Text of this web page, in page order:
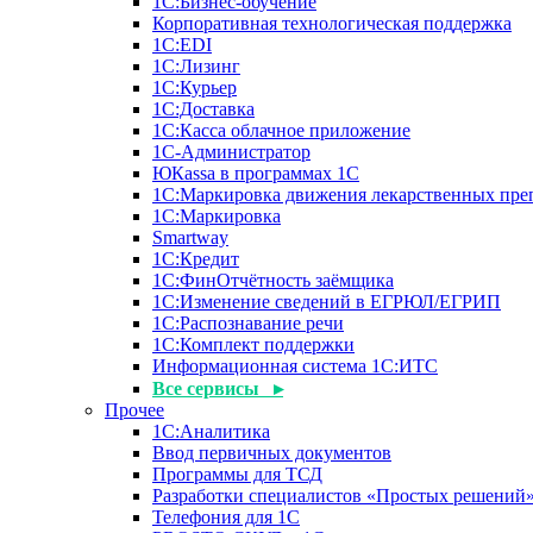
Корпоративная технологическая поддержка
1С:ЕDI
1С:Лизинг
1С:Курьер
1С:Доставка
1С:Касса облачное приложение
1С-Администратор
ЮКаssа в программах 1С
1С:Маркировка движения лекарственных
1С:Маркировка
Smartway
1С:Кредит
1С:ФинОтчётность заёмщика
1С:Изменение сведений в ЕГРЮЛ/ЕГРИП
1С:Распознавание речи
1С:Комплект поддержки
Информационная система 1С:ИТС
Все сервисы ▸
Прочее
1С:Аналитика
Ввод первичных документов
Программы для ТСД
Разработки специалистов «Простых решений»
Телефония для 1С